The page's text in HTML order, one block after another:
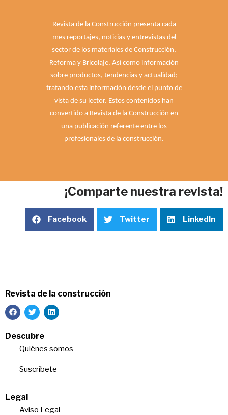
Revista de la Construcción presenta cada
mes reportajes, noticias y entrevistas del
sector de los materiales de Construcción,
Reforma y Bricolaje. Así como información
sobre productos, tendencias y actualidad;
tratando esta información desde el punto de
vista de su lector. Estos contenidos han
convertido a Revista de la Construcción en
una publicación referente entre los
profesionales de la construcción.
¡Comparte nuestra revista!
Facebook Twitter LinkedIn
Revista de la construcción
Descubre
Quiénes somos
Suscríbete
Legal
Aviso Legal